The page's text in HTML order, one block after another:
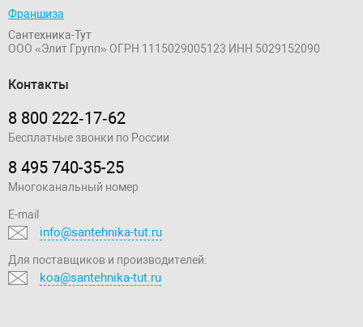
Франшиза
Сантехника-Тут
ООО «Элит Групп» ОГРН 1115029005123 ИНН 5029152090
Контакты
8 800 222‑17‑62
Бесплатные звонки по России
8 495 740-35-25
Многоканальный номер
E-mail
info@santehnika-tut.ru
Для поставщиков и производителей:
koa@santehnika-tut.ru